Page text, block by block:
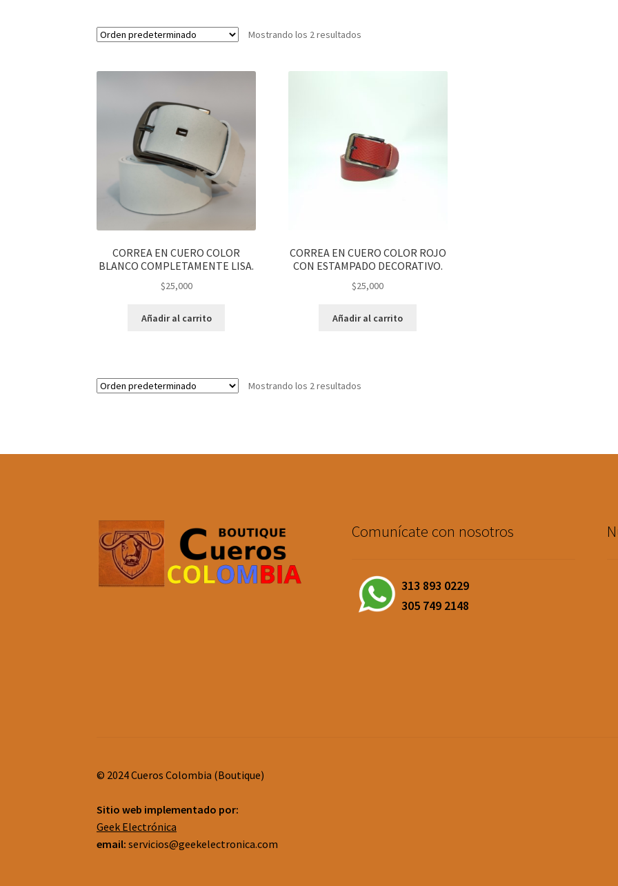
Mostrando los 2 resultados
CORREA EN CUERO COLOR
BLANCO COMPLETAMENTE LISA.
$25,000
Añadir al carrito
CORREA EN CUERO COLOR ROJO
CON ESTAMPADO DECORATIVO.
$25,000
Añadir al carrito
Mostrando los 2 resultados
Comunícate con nosotros
313 893 0229
305 749 2148
© 2024 Cueros Colombia (Boutique)
Sitio web implementado por:
Geek Electrónica
email: servicios@geekelectronica.com